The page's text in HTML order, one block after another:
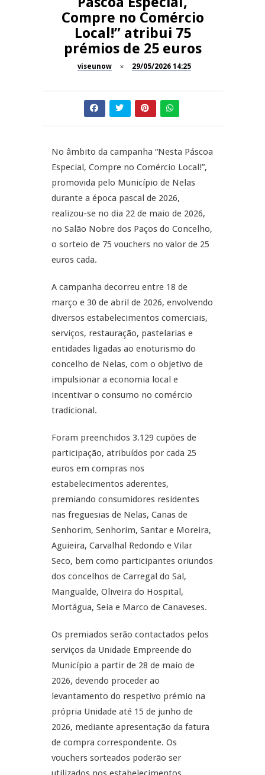
Dia do Foral em São João da
Pesqueira
Summer Fusion em
Sernancelhe
Festas do Concelho de Penalva
do Castelo
11º Encontro Gastronómico
Now Opinião – Manuela
Antunes: Problemas nos
Exames Nacionais
Compre no Comércio
Local!” atribui 75
prémios de 25 euros
viseunow 29/05/2026 14:25
No âmbito da campanha “Nesta Páscoa
Especial, Compre no Comércio Local!”,
promovida pelo Município de Nelas
durante a época pascal de 2026,
realizou-se no dia 22 de maio de 2026,
no Salão Nobre dos Paços do Concelho,
o sorteio de 75 vouchers no valor de 25
euros cada.
A campanha decorreu entre 18 de
março e 30 de abril de 2026, envolvendo
diversos estabelecimentos comerciais,
serviços, restauração, pastelarias e
entidades ligadas ao enoturismo do
concelho de Nelas, com o objetivo de
impulsionar a economia local e
incentivar o consumo no comércio
tradicional.
Foram preenchidos 3.129 cupões de
participação, atribuídos por cada 25
euros em compras nos
estabelecimentos aderentes,
premiando consumidores residentes
nas freguesias de Nelas, Canas de
Senhorim, Senhorim, Santar e Moreira,
Aguieira, Carvalhal Redondo e Vilar
Seco, bem como participantes oriundos
dos concelhos de Carregal do Sal,
Mangualde, Oliveira do Hospital,
Mortágua, Seia e Marco de Canaveses.
Os premiados serão contactados pelos
serviços da Unidade Empreende do
Município a partir de 28 de maio de
2026, devendo proceder ao
levantamento do respetivo prémio na
própria Unidade até 15 de junho de
2026, mediante apresentação da fatura
de compra correspondente. Os
vouchers sorteados poderão ser